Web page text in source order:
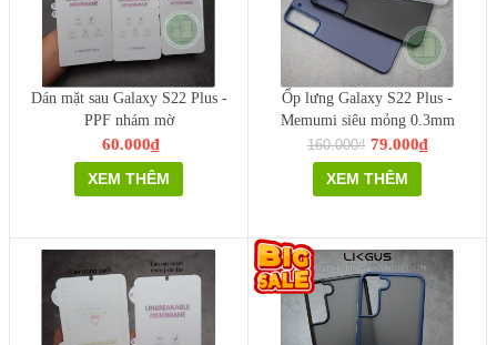
Dán mặt sau Galaxy S22 Plus -
PPF nhám mờ
60.000₫
XEM THÊM
Ốp lưng Galaxy S22 Plus -
Memumi siêu mỏng 0.3mm
160.000₫ 79.000₫
XEM THÊM